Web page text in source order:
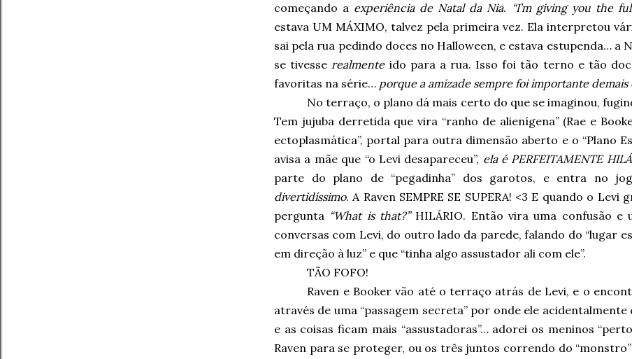
começando a experiência de Natal da Nia. “I’m giving you the
estava UM MÁXIMO, talvez pela primeira vez. Ela interpretou
sai pela rua pedindo doces no Halloween, e estava estupenda… a
se tivesserealmente ido para a rua. Isso foi tão terno e tão
favoritas na série… porque a amizade sempre foi importante demais
No terraço, o plano dá mais certo do que se imaginou,
Tem jujuba derretida que vira “ranho de alienígena” (Rae e
ectoplasmática”, portal para outra dimensão aberto e o “Plano
avisa a mãe que “o Levi desapareceu”, ela é PERFEITAMENTE
parte do plano de “pegadinha” dos garotos, e entra no
divertidíssimo. A Raven SEMPRE SE SUPERA! <3 E quando o Levi
pergunta “What is that?”HILÁRIO. Então vira uma confusão e
conversas com Levi, do outro lado da parede, falando do “lugar
em direção à luz” e que “tinha algo assustador ali com ele”.
TÃO FOFO!
Raven e Booker vão até o terraço atrás de Levi, e o
através de uma “passagem secreta” por onde ele acidentalmente
e as coisas ficam mais “assustadoras”… adorei os meninos
Raven para se proteger, ou os três juntos correndo do